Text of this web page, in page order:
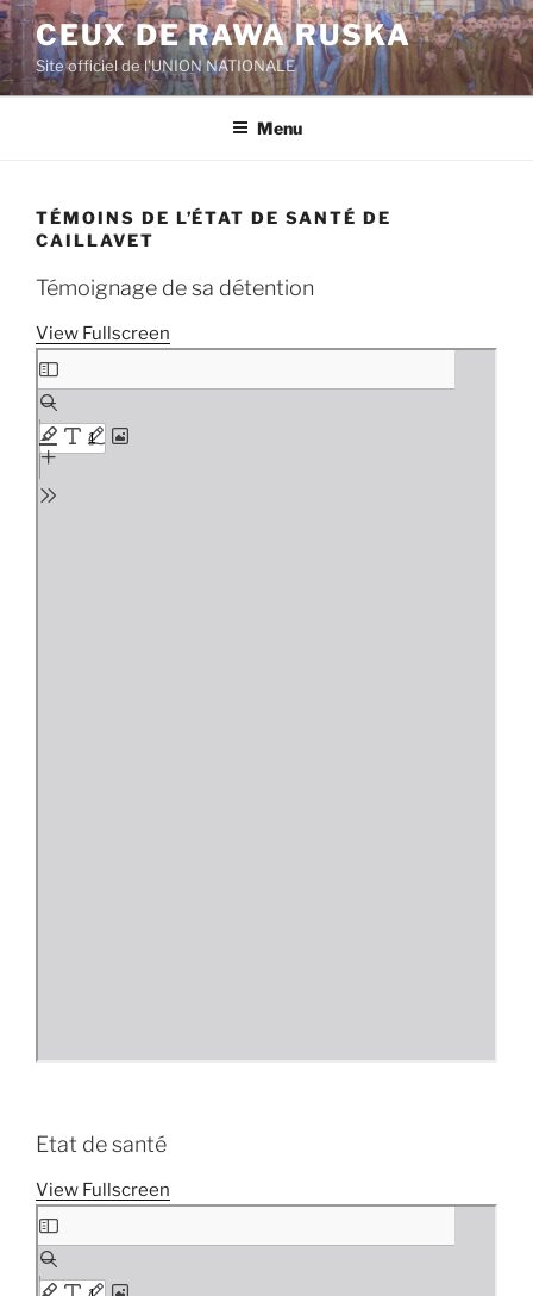
Aller
au
contenu
principal
CEUX DE RAWA RUSKA
Site officiel de l'UNION NATIONALE
Menu
TÉMOINS DE L’ÉTAT DE SANTÉ DE
CAILLAVET
Témoignage de sa détention
View Fullscreen
Aller
au
contenu
PDF
Etat de santé
View Fullscreen
Aller
au
contenu